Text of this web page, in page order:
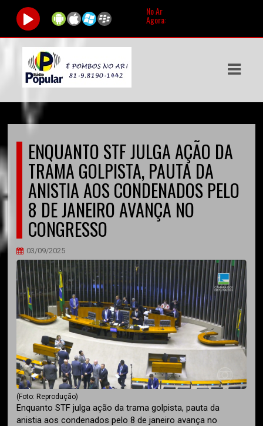
No Ar
Agora:
ENQUANTO STF JULGA AÇÃO DA
TRAMA GOLPISTA, PAUTA DA
ANISTIA AOS CONDENADOS PELO
8 DE JANEIRO AVANÇA NO
CONGRESSO
03/09/2025
(Foto: Reprodução)
Enquanto STF julga ação da trama golpista, pauta da
anistia aos condenados pelo 8 de janeiro avança no